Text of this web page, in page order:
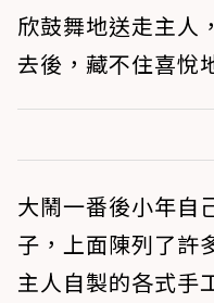
欣鼓舞地送走主人
去後，藏不住喜悅
大鬧一番後小年自
子，上面陳列了許
主人自製的各式手